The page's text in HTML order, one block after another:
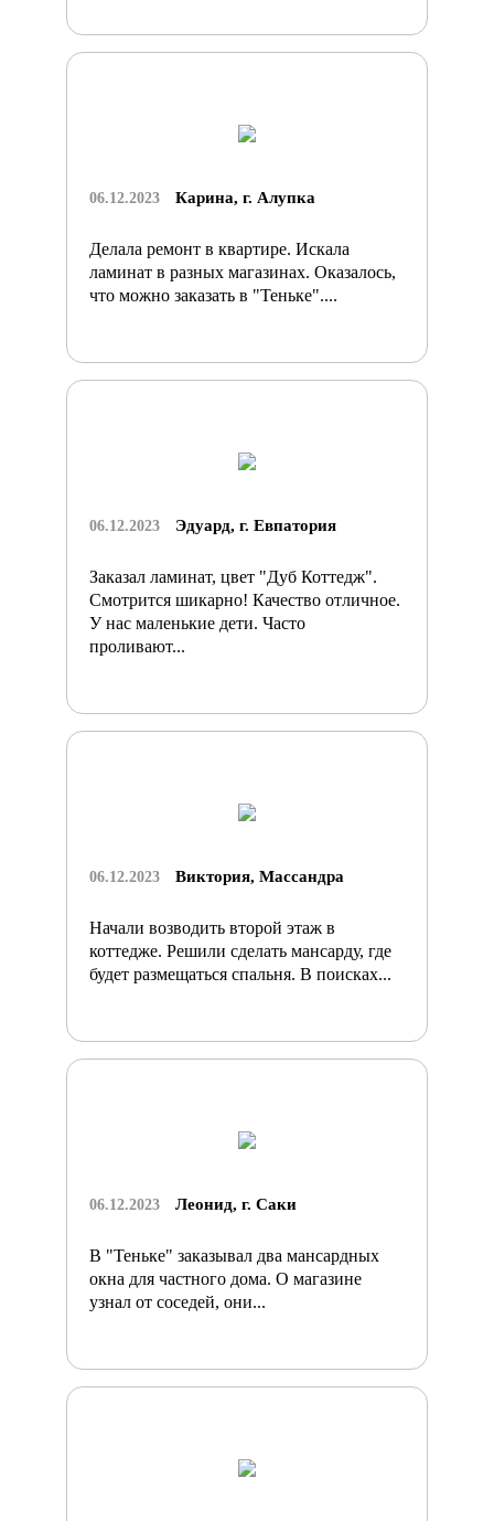
06.12.2023 Карина, г. Алупка
Делала ремонт в квартире. Искала
ламинат в разных магазинах. Оказалось,
что можно заказать в "Теньке"....
06.12.2023 Эдуард, г. Евпатория
Заказал ламинат, цвет "Дуб Коттедж".
Смотрится шикарно! Качество отличное.
У нас маленькие дети. Часто
проливают...
06.12.2023 Виктория, Массандра
Начали возводить второй этаж в
коттедже. Решили сделать мансарду, где
будет размещаться спальня. В поисках...
06.12.2023 Леонид, г. Саки
В "Теньке" заказывал два мансардных
окна для частного дома. О магазине
узнал от соседей, они...